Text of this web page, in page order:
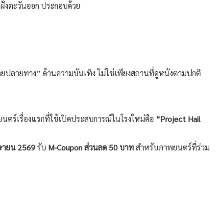
งตะวันออก ประกอบด้วย
ปลายทาง” ด้านความบันเทิง ไม่ใช่เพียงสถานที่ดูหนังตามปกติ
ตร์เรื่องแรกที่ใช้เปิดประสบการณ์ในโรงใหม่คือ “Project Hail
ยน 2569รับ M-Coupon ส่วนลด 50 บาทสำหรับภาพยนตร์ที่ร่วม